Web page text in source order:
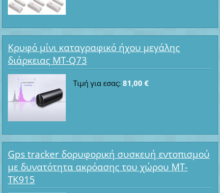
Κρυφό μίνι καταγραφικό ήχου μεγάλης
διάρκειας MT-Q73
Τιμή για εσας: 81,00 €
Gps tracker δορυφορική συσκευή εντοπισμού
με δυνατότητα ακρόασης του χώρου MT-
TK915